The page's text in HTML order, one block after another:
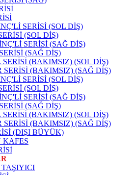
SERİSİ (SOL DİŞ)
(SOL DİŞ)
SERİSİ (SAĞ DİŞ)
(SAĞ DİŞ)
SERİSİ (BAKIMSIZ) (SOL DİŞ)
SERİSİ (BAKIMSIZ) (SAĞ DİŞ)
SERİSİ (SOL DİŞ)
(SOL DİŞ)
SERİSİ (SAĞ DİŞ)
(SAĞ DİŞ)
SERİSİ (BAKIMSIZ) (SOL DİŞ)
SERİSİ (BAKIMSIZ) (SAĞ DİŞ)
(DIŞI BÜYÜK)
KAFES